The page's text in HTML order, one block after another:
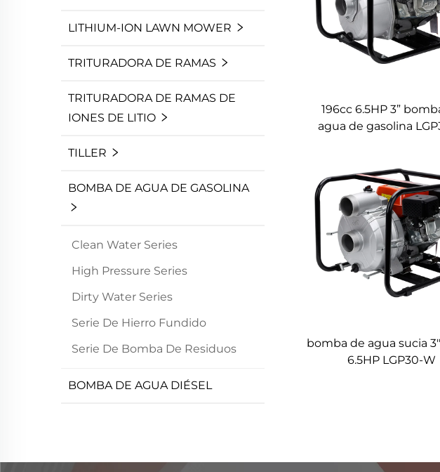
LITHIUM-ION LAWN MOWER
TRITURADORA DE RAMAS
TRITURADORA DE RAMAS DE
IONES DE LITIO
TILLER
BOMBA DE AGUA DE GASOLINA
Clean Water Series
High Pressure Series
Dirty Water Series
Serie De Hierro Fundido
Serie De Bomba De Residuos
BOMBA DE AGUA DIÉSEL
196cc 6.5HP 3”
agua de gasolina
bomba de agua sucia
6.5HP LGP30-W